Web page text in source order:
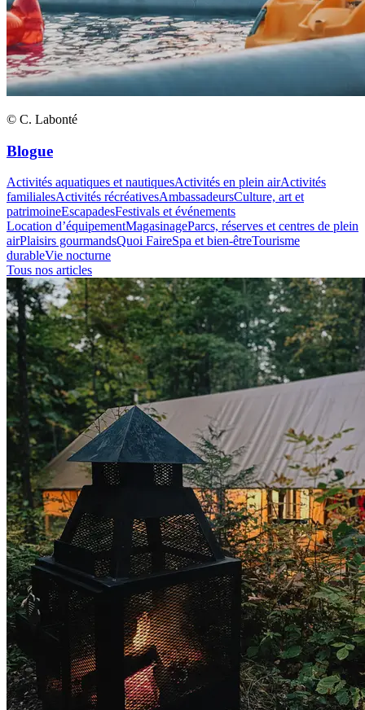
© C. Labonté
Blogue
Activités aquatiques et nautiquesActivités en plein airActivités
familialesActivités récréativesAmbassadeursCulture, art et
patrimoineEscapadesFestivals et événements
Location d’équipementMagasinageParcs, réserves et centres de plein
airPlaisirs gourmandsQuoi FaireSpa et bien-êtreTourisme
durableVie nocturne
Tous nos articles